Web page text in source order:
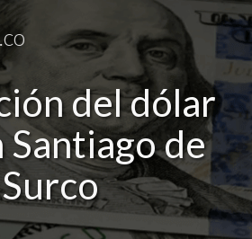
del dólar
Santiago de
Surco